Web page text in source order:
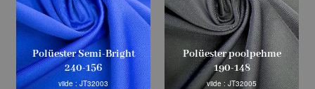
Polüester Semi-Bright
240-156
viide : JT32003
Polüester poolpehme
190-148
viide : JT32005